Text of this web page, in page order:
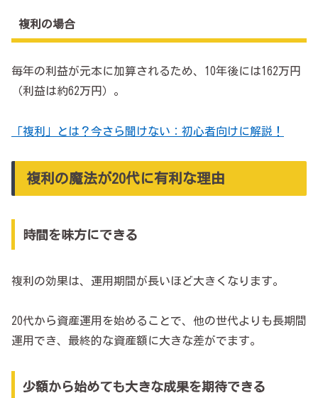
複利の場合
毎年の利益が元本に加算されるため、10年後には162万円
（利益は約62万円）。
「複利」とは？今さら聞けない：初心者向けに解説！
複利の魔法が20代に有利な理由
時間を味方にできる
複利の効果は、運用期間が長いほど大きくなります。
20代から資産運用を始めることで、他の世代よりも長期間
運用でき、最終的な資産額に大きな差がでます。
少額から始めても大きな成果を期待できる